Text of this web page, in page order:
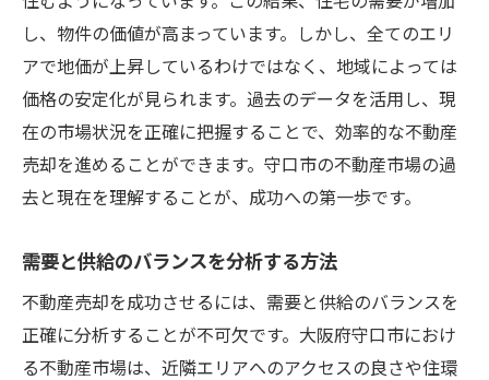
購入希望者の視点で考える不動産売却
売却のタイミングと購入計画の立て方
理想の住まいを見つけるための検索術
売却から購入までをスムーズに進める秘訣
守口市で注目の不動産売却成功事例から学ぶ秘
訣
購入者のニーズを捉えた成功事例
失敗しないための成功事例からの教訓
顧客満足度が高い売却事例の特徴
し、物件の価値が高まっています。しかし、全てのエリ
アで地価が上昇しているわけではなく、地域によっては
価格の安定化が見られます。過去のデータを活用し、現
在の市場状況を正確に把握することで、効率的な不動産
売却を進めることができます。守口市の不動産市場の過
去と現在を理解することが、成功への第一歩です。
需要と供給のバランスを分析する方法
不動産売却を成功させるには、需要と供給のバランスを
正確に分析することが不可欠です。大阪府守口市におけ
る不動産市場は、近隣エリアへのアクセスの良さや住環